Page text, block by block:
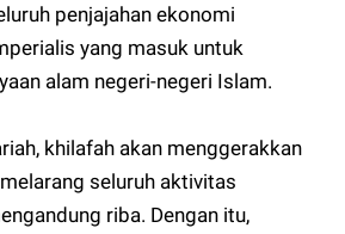
penjajahan ekonomi
yang masuk untuk
alam negeri-negeri Islam.
khilafah akan menggerakkan
seluruh aktivitas
riba. Dengan itu,